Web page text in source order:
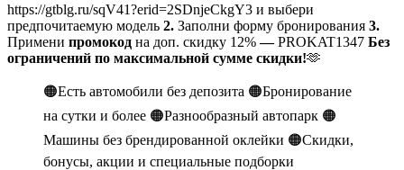
https://gtblg.ru/sqV41?erid=2SDnjeCkgY3 и выбери
предпочитаемую модель 2. Заполни форму бронирования 3.
Примени промокод на доп. скидку 12%—PROKAT1347 Без
ограничений по максимальной сумме скидки!🫶
🟠Есть автомобили без депозита 🟠Бронирование
на сутки и более 🟠Разнообразный автопарк 🟠
Машины без брендированной оклейки 🟠Скидки,
бонусы, акции и специальные подборки